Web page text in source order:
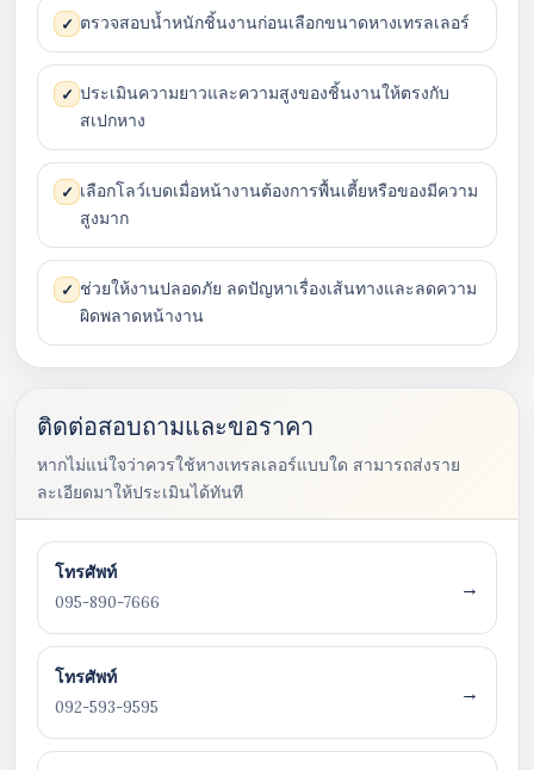
✓ ตรวจสอบน้ำหนักชิ้นงานก่อนเลือกขนาดหางเทรลเลอร์
✓ ประเมินความยาวและความสูงของชิ้นงานให้ตรงกับ
สเปกหาง
✓ เลือกโลว์เบดเมื่อหน้างานต้องการพื้นเตี้ยหรือของมีความ
สูงมาก
✓ ช่วยให้งานปลอดภัย ลดปัญหาเรื่องเส้นทางและลดความ
ผิดพลาดหน้างาน
ติดต่อสอบถามและขอราคา
หากไม่แน่ใจว่าควรใช้หางเทรลเลอร์แบบใด สามารถส่งราย
ละเอียดมาให้ประเมินได้ทันที
โทรศัพท์
095-890-7666
→
โทรศัพท์
092-593-9595
→